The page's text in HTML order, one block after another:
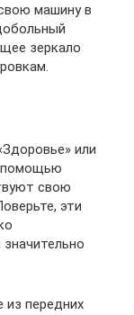
машину в
зеркало
или
помощью
свою
эти
передних